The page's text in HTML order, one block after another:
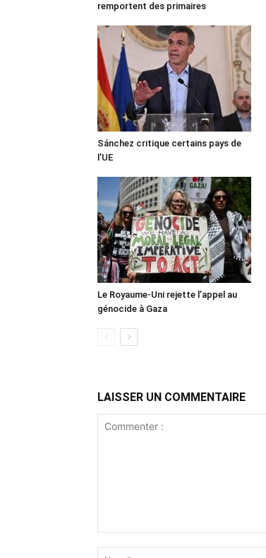
remportent des primaires
Sánchez critique certains pays de
l’UE
Le Royaume-Uni rejette l’appel au
génocide à Gaza
LAISSER UN COMMENTAIRE